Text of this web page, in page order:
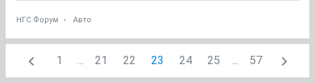
НГС.Форум Авто
1 ... 21 22 23 24 25 ... 57